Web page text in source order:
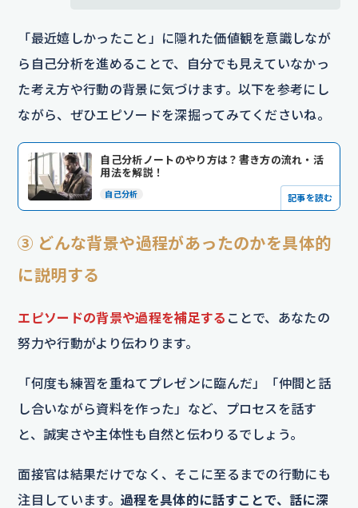
「最近嬉しかったこと」に隠れた価値観を意識しなが
ら自己分析を進めることで、自分でも見えていなかっ
た考え方や行動の背景に気づけます。以下を参考にし
ながら、ぜひエピソードを深掘ってみてくださいね。
自己分析ノートのやり方は？書き方の流れ・活
用法を解説！
自己分析 記事を読む
③ どんな背景や過程があったのかを具体的
に説明する
エピソードの背景や過程を補足する ことで、あなたの
努力や行動がより伝わります。
「何度も練習を重ねてプレゼンに臨んだ」「仲間と話
し合いながら資料を作った」など、プロセスを話す
と、誠実さや主体性も自然と伝わりるでしょう。
面接官は結果だけでなく、そこに至るまでの行動にも
注目しています。 過程を具体的に話すことで、話に深